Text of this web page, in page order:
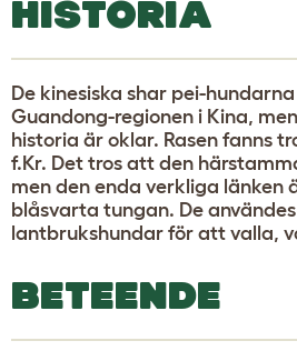
HISTORIA
De kinesiska shar pei-
Guandong-regionen i Kina,
historia är oklar. Rasen fanns
f.Kr. Det tros att den
men den enda verkliga länken
blåsvarta tungan. De
lantbrukshundar för att valla,
BETEENDE